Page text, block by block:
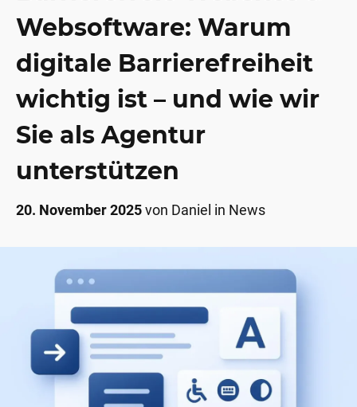
Websoftware: Warum
digitale Barrierefreiheit
wichtig ist – und wie wir
Sie als Agentur
unterstützen
20. November 2025von Daniel in News